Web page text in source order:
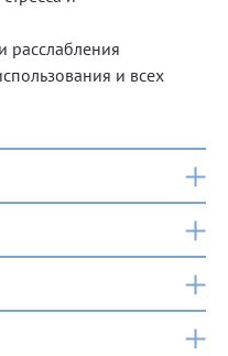
расслабления
и всех